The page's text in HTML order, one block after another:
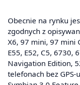
Obecnie na rynku
zgodnych z
X6, 97 mini, 97 mini
E55, E52, C5, 6730,
Navigation Edition,
telefonach bez